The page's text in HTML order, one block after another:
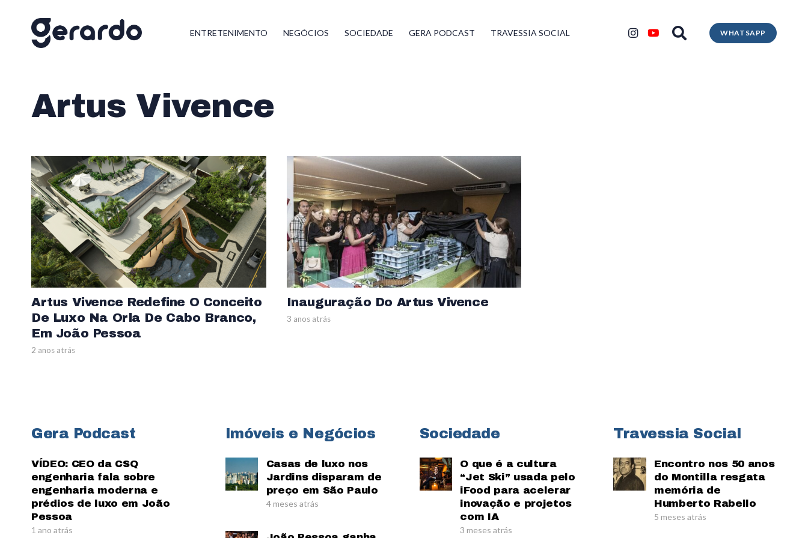
ENTRETENIMENTO NEGÓCIOS SOCIEDADE GERA PODCAST TRAVESSIA SOCIAL WHATSAPP
Artus Vivence
Artus Vivence Redefine O Conceito
De Luxo Na Orla De Cabo Branco,
Em João Pessoa
2 anos atrás
Inauguração Do Artus Vivence
3 anos atrás
Gera Podcast
VÍDEO: CEO da CSQ
engenharia fala sobre
engenharia moderna e
prédios de luxo em João
Pessoa
1 ano atrás
Imóveis e Negócios
Casas de luxo nos
Jardins disparam de
preço em São Paulo
4 meses atrás
Sociedade
O que é a cultura
“Jet Ski” usada pelo
iFood para acelerar
inovação e projetos
com IA
3 meses atrás
Travessia Social
Encontro nos 50 anos
do Montilla resgata
memória de
Humberto Rabello
5 meses atrás